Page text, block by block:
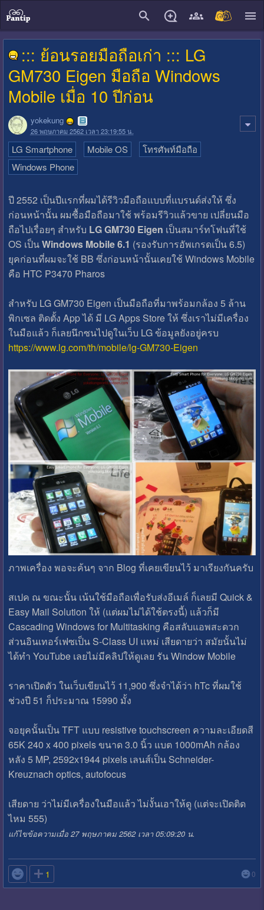
::: ย้อนรอยมือถือเก่า ::: LG
GM730 Eigen มือถือ Windows
Mobile เมื่อ 10 ปีก่อน
yokekung
26 พฤษภาคม 2562 เวลา 23:19:55 น.
LG Smartphone Mobile OS
โทรศัพท์มือถือ
Windows Phone
ปี 2552 เป็นปีแรกที่ผมได้รีวิวมือถือแบบที่แบรนด์ส่งให้ ซึ่ง
ก่อนหน้านั้น ผมซื้อมือถือมาใช้ พร้อมรีวิวแล้วขาย เปลี่ยนมือ
ถือไปเรื่อยๆ สำหรับ LG GM730 Eigen เป็นสมาร์ทโฟนที่ใช้
OS เป็นWindows Mobile 6.1 (รองรับการอัพเกรดเป็น 6.5)
ยุคก่อนที่ผมจะใช้ BB ซึ่งก่อนหน้านั้นเคยใช้ Windows Mobile
คือ HTC P3470 Pharos
สำหรับ LG GM730 Eigen เป็นมือถือที่มาพร้อมกล้อง 5 ล้าน
พิกเซล ติดตั้ง App ได้ มี LG Apps Store ให้ ซึ่งเราไม่มีเครื่อง
ในมือแล้ว ก็เลยนึกซนไปดูในเว็บ LG ข้อมูลยังอยู่ครบ
https://www.lg.com/th/mobile/lg-GM730-Eigen
ภาพเครื่อง พอจะค้นๆ จาก Blog ที่เคยเขียนไว้ มาเรียงกันครับ
สเปค ณ ขณะนั้น เน้นใช้มือถือเพื่อรับส่งอีเมล์ ก็เลยมี Quick &
Easy Mail Solution ให้ (แต่ผมไม่ได้ใช้ตรงนี้) แล้วก็มี
Cascading Windows for Multitasking คือสลับแอพสะดวก
ส่วนอินเทอร์เฟซเป็น S-Class UI แหม่ เสียดายว่า สมัยนั้นไม่
ได้ทำ YouTube เลยไม่มีคลิปให้ดูเลย รัน Window Mobile
ราคาเปิดตัว ในเว็บเขียนไว้ 11,900 ซึ่งจำได้ว่า hTc ที่ผมใช้
ช่วงปี 51 ก็ประมาณ 15990 มั้ง
จอยุคนั้นเป็น TFT แบบ resistive touchscreen ความละเอียดสี
65K 240 x 400 pixels ขนาด 3.0 นิ้ว แบต 1000mAh กล้อง
หลัง 5 MP, 2592х1944 pixels เลนส์เป็น Schneider-
Kreuznach optics, autofocus
เสียดาย ว่าไม่มีเครื่องในมือแล้ว ไม่งั้นเอาให้ดู (แต่จะเปิดติด
ไหม 555)
แก้ไขข้อความเมื่อ 27 พฤษภาคม 2562 เวลา 05:09:20 น.
 1 0
close